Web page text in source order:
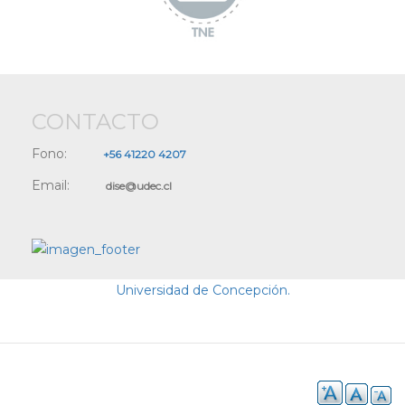
CONTACTO
Fono: +56 41220 4207
Email: dise@udec.cl
Universidad de Concepción.